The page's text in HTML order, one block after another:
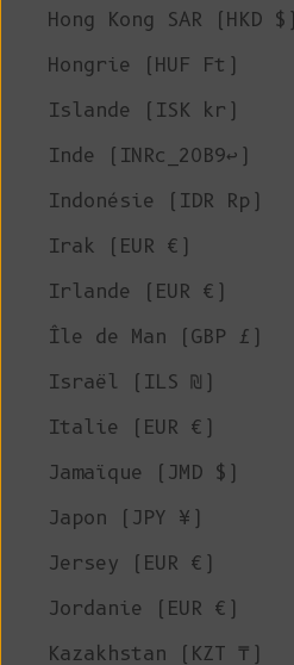
Hong Kong SAR (HKD $)
Hongrie (HUF Ft)
Islande (ISK kr)
Inde (INRc_20B9↩)
Indonésie (IDR Rp)
Irak (EUR €)
Irlande (EUR €)
Île de Man (GBP £)
Israël (ILS ₪)
Italie (EUR €)
Jamaïque (JMD $)
Japon (JPY ¥)
Jersey (EUR €)
Jordanie (EUR €)
Kazakhstan (KZT ₸)